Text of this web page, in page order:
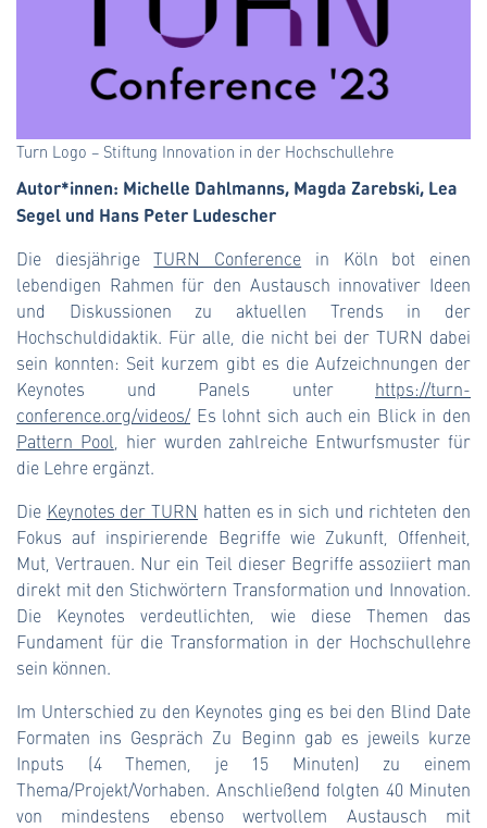
Turn Logo – Stiftung Innovation in der Hochschullehre
Autor*innen: Michelle Dahlmanns, Magda Zarebski, Lea
Segel und Hans Peter Ludescher
Die diesjährigeTURN Conference in Köln bot einen
lebendigen Rahmen für den Austausch innovativer Ideen
und Diskussionen zu aktuellen Trends in der
Hochschuldidaktik. Für alle, die nicht bei der TURN dabei
sein konnten: Seit kurzem gibt es die Aufzeichnungen der
Keynotes und Panels unter https://turn-
conference.org/videos/Es lohnt sich auch ein Blick in den
Pattern Pool , hier wurden zahlreiche Entwurfsmuster für
die Lehre ergänzt.
Die Keynotes der TURN hatten es in sich und richteten den
Fokus auf inspirierende Begriffe wie Zukunft, Offenheit,
Mut, Vertrauen. Nur ein Teil dieser Begriffe assoziiert man
direkt mit den Stichwörtern Transformation und Innovation.
Die Keynotes verdeutlichten, wie diese Themen das
Fundament für die Transformation in der Hochschullehre
sein können.
Im Unterschied zu den Keynotes ging es bei den Blind Date
Formaten ins Gespräch Zu Beginn gab es jeweils kurze
Inputs (4 Themen, je 15 Minuten) zu einem
Thema/Projekt/Vorhaben. Anschließend folgten 40 Minuten
von mindestens ebenso wertvollem Austausch mit